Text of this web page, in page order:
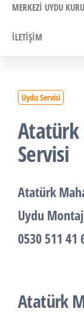
MERKEZI UYDU
İLETIŞIM
Uydu Servisi
Atatürk
Servisi
Atatürk
Uydu Montaj
0530 511 41
Atatürk